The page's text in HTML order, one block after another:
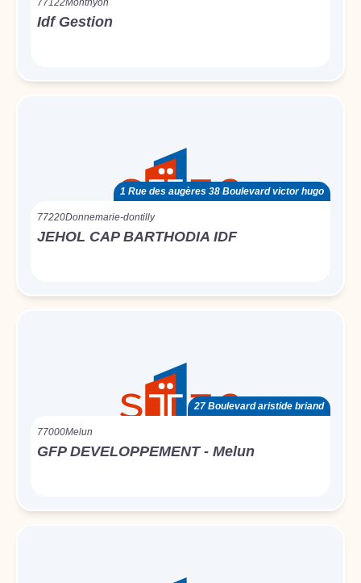
77122Monthyon
Idf Gestion
1 Rue des augères 38 Boulevard victor hugo
77220Donnemarie-dontilly
JEHOL CAP BARTHODIA IDF
27 Boulevard aristide briand
77000Melun
GFP DEVELOPPEMENT - Melun